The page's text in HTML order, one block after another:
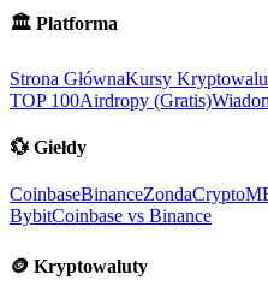
🏛️ Platforma
Strona GłównaKursy
TOP 100Airdropy (Gratis)
💱 Giełdy
CoinbaseBinanceZondaCrypto
BybitCoinbase vs Binance
🪙 Kryptowaluty